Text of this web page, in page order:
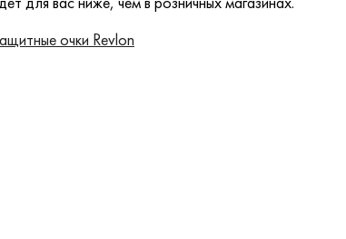
очки Revlon